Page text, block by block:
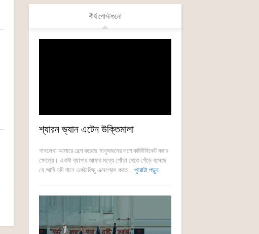
শীর্ষ পোস্টগুলো
শ্যারন ভ্যান এটেন উক্তিমালা
গানলেখা আমারে হেল্প করেছে মানুষজনের লগে কমিউনিকেট করার
ক্ষেত্রে। একটা ব্যাপার আমার মধ্যে গোঁড়া থেকে গেঁড়ে বসেছে
যে আমি যদি গানে একটাকিছু এক্সপ্রেস করত... পুরোটা পড়ুন